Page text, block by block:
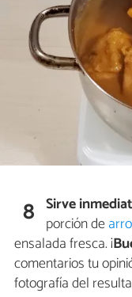
8 Sirve
porción de
ensalada fresca. ¡
comentarios tu
fotografía del